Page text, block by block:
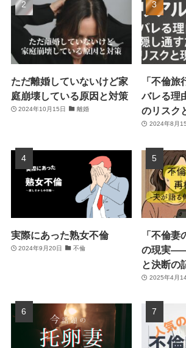
ただ離婚していないけど家
庭崩壊している原因と対策
2024年10月15日 離婚
「不倫
バレる理
のリスク
2024年8月
実際にあった熟女不倫
2024年9月20日 不倫
「不倫
の現実
と決断の
2025年4月